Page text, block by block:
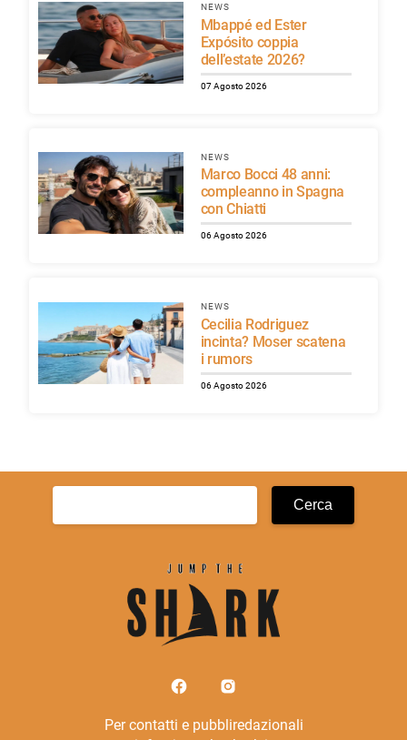
NEWS
Mbappé ed Ester
Expósito coppia
dell’estate 2026?
07 Agosto 2026
NEWS
Marco Bocci 48 anni:
compleanno in Spagna
con Chiatti
06 Agosto 2026
NEWS
Cecilia Rodriguez
incinta? Moser scatena
i rumors
06 Agosto 2026
Per contatti e pubbliredazionali